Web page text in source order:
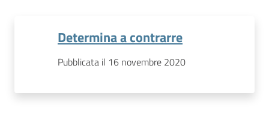
Determina a contrarre
Pubblicata il 16 novembre 2020